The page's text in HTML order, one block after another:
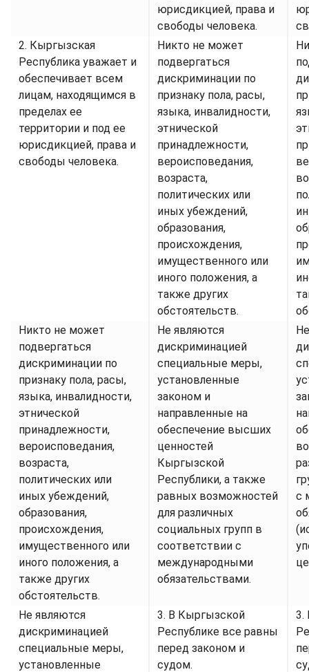
юрисдикцией, права и
свободы человека.
2. Кыргызская
Республика уважает и
обеспечивает всем
лицам, находящимся в
пределах ее
территории и под ее
юрисдикцией, права и
свободы человека.
Никто не может
подвергаться
дискриминации по
признаку пола, расы,
языка, инвалидности,
этнической
принадлежности,
вероисповедания,
возраста,
политических или
иных убеждений,
образования,
происхождения,
имущественного или
иного положения, а
также других
обстоятельств.
Никто не может
подвергаться
дискриминации по
признаку пола, расы,
языка, инвалидности,
этнической
принадлежности,
вероисповедания,
возраста,
политических или
иных убеждений,
образования,
происхождения,
имущественного или
иного положения, а
также других
обстоятельств.
Не являются
дискриминацией
специальные меры,
установленные
законом и
направленные на
обеспечение высших
ценностей
Кыргызской
Республики, а также
равных возможностей
для различных
социальных групп в
соответствии с
международными
обязательствами.
с
Не являются
дискриминацией
специальные меры,
установленные
3. В Кыргызской
Республике все равны
перед законом и
судом.
3.